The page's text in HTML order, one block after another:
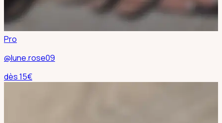
Pro
@lune.rose09
dès15€